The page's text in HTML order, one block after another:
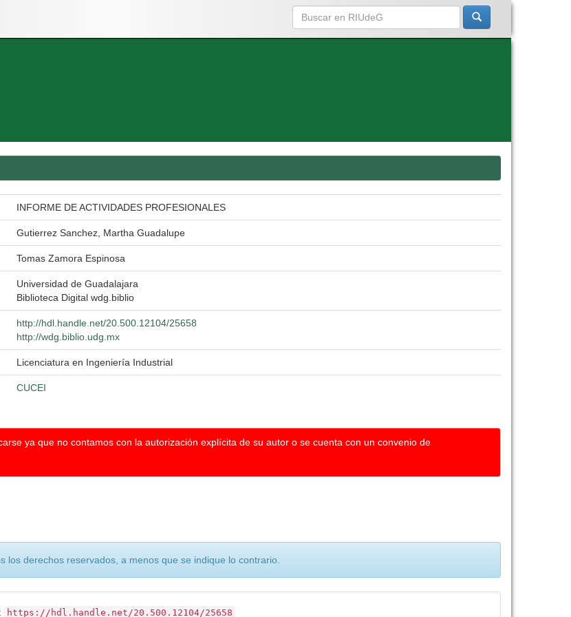
INFORME DE ACTIVIDADES PROFESIONALES
Gutierrez Sanchez, Martha Guadalupe
Tomas Zamora Espinosa
Universidad de Guadalajara
Biblioteca Digital wdg.biblio
http://hdl.handle.net/20.500.12104/25658
http://wdg.biblio.udg.mx
Licenciatura en Ingeniería Industrial
CUCEI
ya que no contamos con la autorización explícita de su autor o se cuenta con un convenio de
derechos reservados, a menos que se indique lo contrario.
https://hdl.handle.net/20.500.12104/25658